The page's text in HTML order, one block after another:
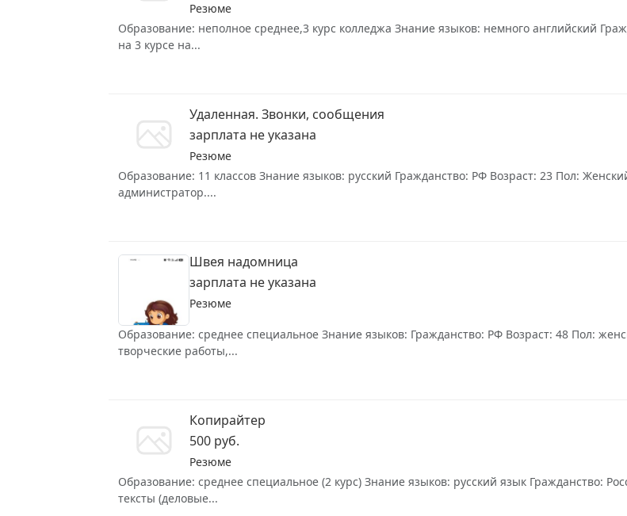
Резюме
Образование: неполное среднее,3 курс колледжа Знание языков: немного английский
на 3 курсе на...
Удаленная. Звонки, сообщения
зарплата не указана
Резюме
Образование: 11 классов Знание языков: русский Гражданство: РФ Возраст: 23 Пол:
администратор....
Швея надомница
зарплата не указана
Резюме
Образование: среднее специальное Знание языков: Гражданство: РФ Возраст: 48 Пол:
творческие работы,...
Копирайтер
500 руб.
Резюме
Образование: среднее специальное (2 курс) Знание языков: русский язык Гражданство:
тексты (деловые...